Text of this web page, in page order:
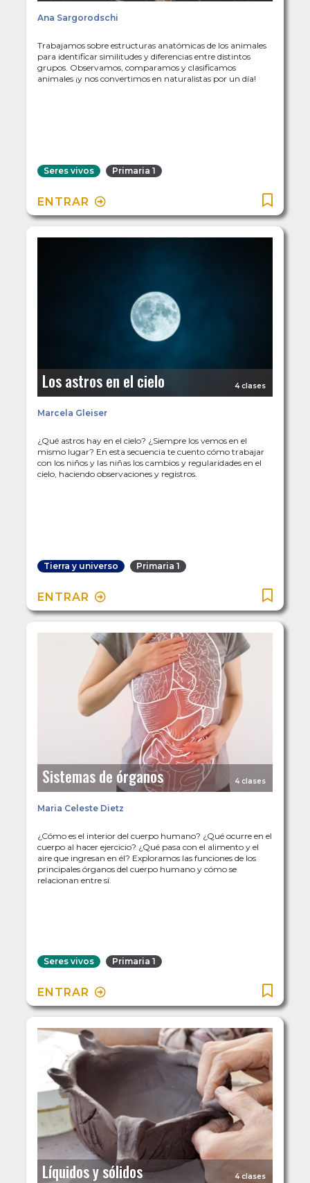
Ana Sargorodschi
Trabajamos sobre estructuras anatómicas de los animales
para identificar similitudes y diferencias entre distintos
grupos. Observamos, comparamos y clasificamos
animales ¡y nos convertimos en naturalistas por un día!
Seres vivos Primaria 1
ENTRAR
Los astros en el cielo 4 clases
Marcela Gleiser
¿Qué astros hay en el cielo? ¿Siempre los vemos en el
mismo lugar? En esta secuencia te cuento cómo trabajar
con los niños y las niñas los cambios y regularidades en el
cielo, haciendo observaciones y registros.
Tierra y universo Primaria 1
ENTRAR
Sistemas de órganos 4 clases
Maria Celeste Dietz
¿Cómo es el interior del cuerpo humano? ¿Qué ocurre en el
cuerpo al hacer ejercicio? ¿Qué pasa con el alimento y el
aire que ingresan en él? Exploramos las funciones de los
principales órganos del cuerpo humano y cómo se
relacionan entre sí.
Seres vivos Primaria 1
ENTRAR
Líquidos y sólidos 4 clases